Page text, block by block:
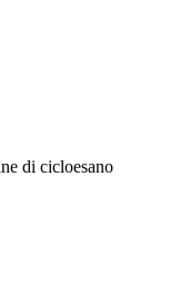
di cicloesano